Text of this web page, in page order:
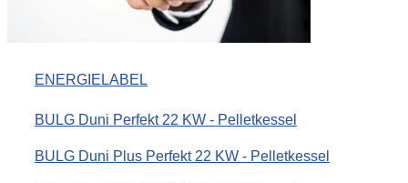
ENERGIELABEL
BULG Duni Perfekt 22 KW - Pelletkessel
BULG Duni Plus Perfekt 22 KW - Pelletkessel